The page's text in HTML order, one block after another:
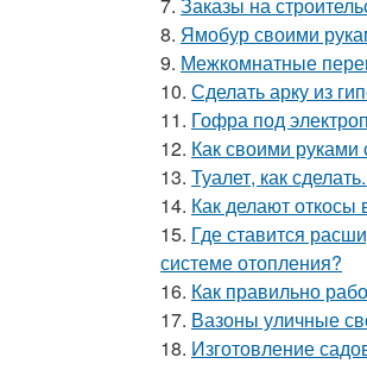
8. Ямобур своими
9. Межкомнатные
10. Сделать арку из
11. Гофра под
12. Как своими руками
13. Туалет, как
14. Как делают откосы
15. Где ставится
системе отопления?
16. Как правильно
17. Вазоны уличные
18. Изготовление